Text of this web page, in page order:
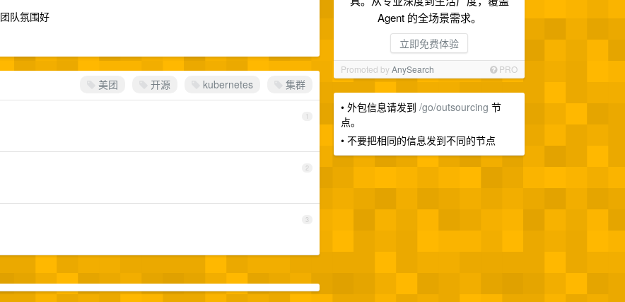
Agent 的全场景需求。
立即免费体验
Promoted byAnySearch PRO
• 外包信息请发到 /go/outsourcing 节
点。
• 不要把相同的信息发到不同的节点
队氛围好
美团 开源 kubernetes 集群
1
2
3